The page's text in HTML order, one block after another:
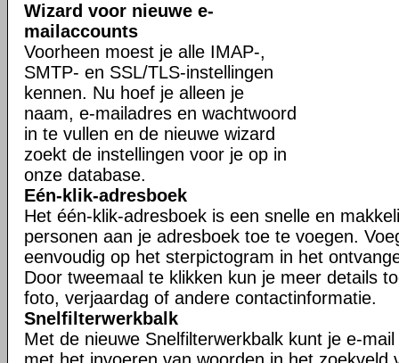
Wizard voor nieuwe e-
mailaccounts
Voorheen moest je alle IMAP-,
SMTP- en SSL/TLS-instellingen
kennen. Nu hoef je alleen je
naam, e-mailadres en wachtwoord
in te vullen en de nieuwe wizard
zoekt de instellingen voor je op in
onze database.
Eén-klik-adresboek
Het één-klik-adresboek is een snelle en
personen aan je adresboek toe te voegen.
eenvoudig op het sterpictogram in het
Door tweemaal te klikken kun je meer details
foto, verjaardag of andere contactinformatie.
Snelfilterwerkbalk
Met de nieuwe Snelfilterwerkbalk kunt je e-